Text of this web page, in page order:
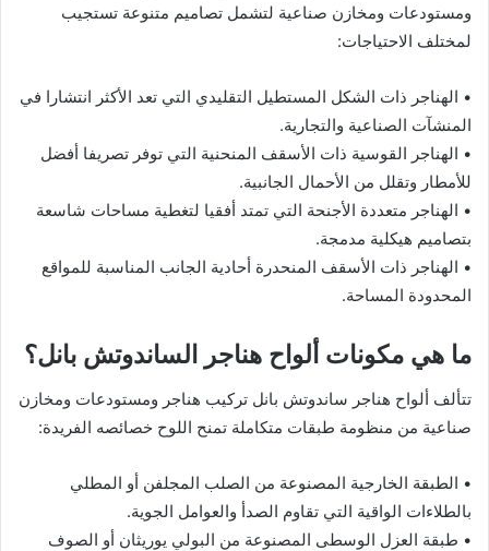
ومستودعات ومخازن صناعية لتشمل تصاميم متنوعة تستجيب
لمختلف الاحتياجات:
• الهناجر ذات الشكل المستطيل التقليدي التي تعد الأكثر انتشارا في
المنشآت الصناعية والتجارية.
• الهناجر القوسية ذات الأسقف المنحنية التي توفر تصريفا أفضل
للأمطار وتقلل من الأحمال الجانبية.
• الهناجر متعددة الأجنحة التي تمتد أفقيا لتغطية مساحات شاسعة
بتصاميم هيكلية مدمجة.
• الهناجر ذات الأسقف المنحدرة أحادية الجانب المناسبة للمواقع
المحدودة المساحة.
ما هي مكونات ألواح هناجر الساندوتش بانل؟
تتألف ألواح هناجر ساندوتش بانل تركيب هناجر ومستودعات ومخازن
صناعية من منظومة طبقات متكاملة تمنح اللوح خصائصه الفريدة:
• الطبقة الخارجية المصنوعة من الصلب المجلفن أو المطلي
بالطلاءات الواقية التي تقاوم الصدأ والعوامل الجوية.
• طبقة العزل الوسطى المصنوعة من البولي يوريثان أو الصوف